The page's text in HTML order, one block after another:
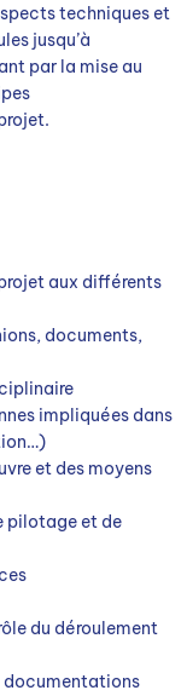
techniques et
jusqu’à
par la mise au
aux différents
documents,
impliquées dans
et des moyens
pilotage et de
du déroulement
documentations